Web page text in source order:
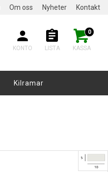
Om oss Nyheter Kontakt
KONTO LISTA
0
KASSA
Kilramar